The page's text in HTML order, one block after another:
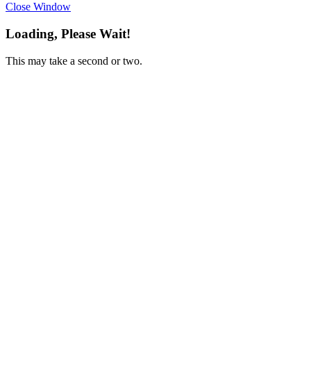
Close Window
Loading, Please Wait!
This may take a second or two.